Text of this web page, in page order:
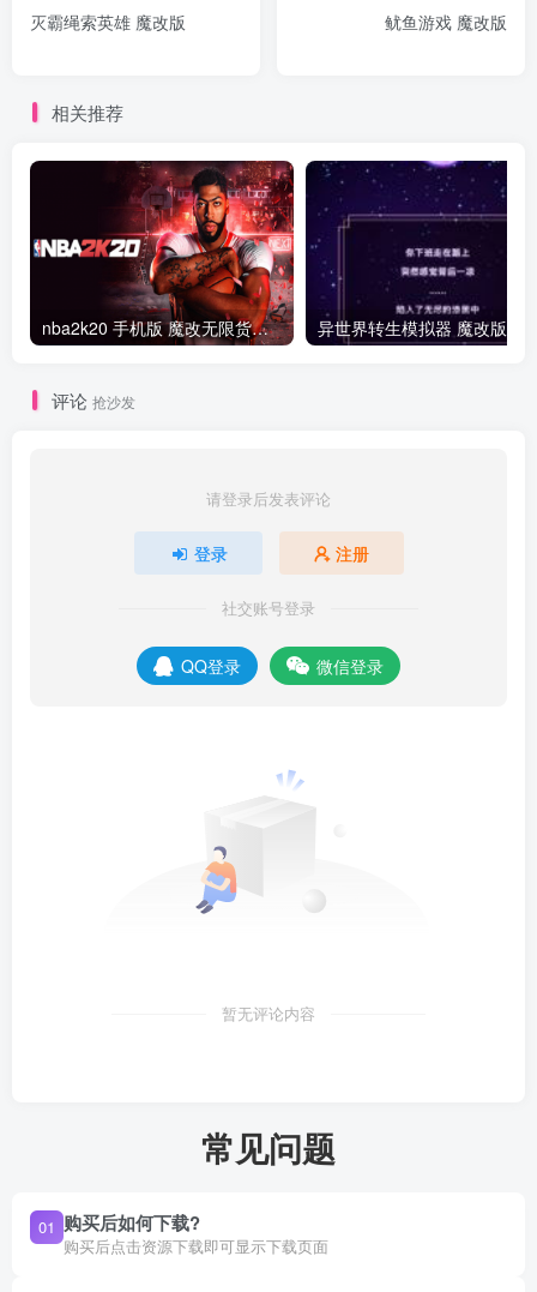
灭霸绳索英雄 魔改版 鱿鱼游戏 魔改版
相关推荐
nba2k20 手机版 魔改无限货币版 异世界转生模拟器 魔改版
评论 抢沙发
请登录后发表评论
登录 注册
社交账号登录
QQ登录 微信登录
暂无评论内容
常见问题
01 购买后如何下载?
购买后点击资源下载即可显示下载页面